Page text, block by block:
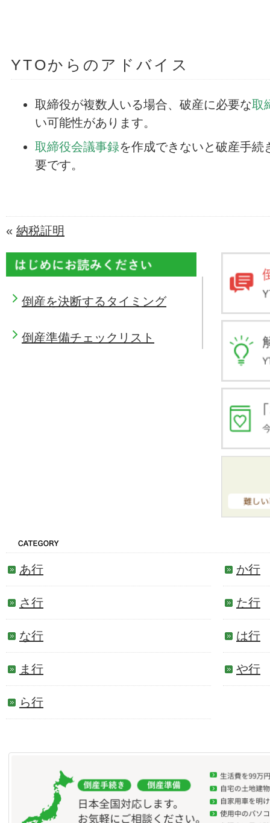
倒産を決断するタイミング
倒産準備チェックリスト
あ行 か行
さ行 た行
な行 は行
ま行 や行
ら行
YTOからのアドバイス
取締役が複数人いる場合、破産に必要な取
い可能性があります。
取締役会議事録を作成できないと破産手
要です。
« 納税証明